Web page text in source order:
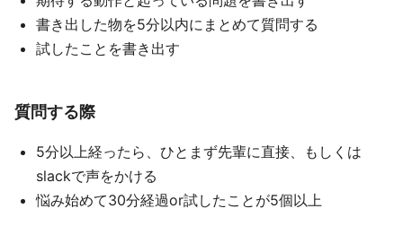
書き出した物を5分以内にまとめて質問する
試したことを書き出す
質問する際
5分以上経ったら、ひとまず先輩に直接、もしくは
slackで声をかける
悩み始めて30分経過or試したことが5個以上